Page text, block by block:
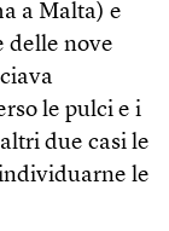
a Malta) e
delle nove
le pulci e i
due casi le
le